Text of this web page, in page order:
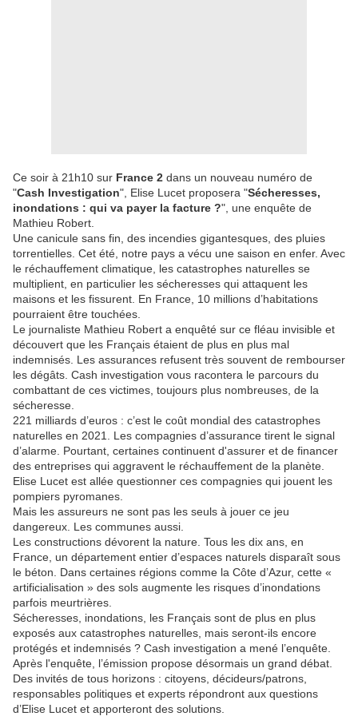
Ce soir à 21h10 sur France 2 dans un nouveau numéro de
"Cash Investigation", Elise Lucet proposera "Sécheresses,
inondations : qui va payer la facture ?", une enquête de
Mathieu Robert.
Une canicule sans fin, des incendies gigantesques, des pluies
torrentielles. Cet été, notre pays a vécu une saison en enfer. Avec
le réchauffement climatique, les catastrophes naturelles se
multiplient, en particulier les sécheresses qui attaquent les
maisons et les fissurent. En France, 10 millions d’habitations
pourraient être touchées.
Le journaliste Mathieu Robert a enquêté sur ce fléau invisible et
découvert que les Français étaient de plus en plus mal
indemnisés. Les assurances refusent très souvent de rembourser
les dégâts. Cash investigation vous racontera le parcours du
combattant de ces victimes, toujours plus nombreuses, de la
sécheresse.
221 milliards d’euros : c’est le coût mondial des catastrophes
naturelles en 2021. Les compagnies d’assurance tirent le signal
d’alarme. Pourtant, certaines continuent d'assurer et de financer
des entreprises qui aggravent le réchauffement de la planète.
Elise Lucet est allée questionner ces compagnies qui jouent les
pompiers pyromanes.
Mais les assureurs ne sont pas les seuls à jouer ce jeu
dangereux. Les communes aussi.
Les constructions dévorent la nature. Tous les dix ans, en
France, un département entier d’espaces naturels disparaît sous
le béton. Dans certaines régions comme la Côte d’Azur, cette «
artificialisation » des sols augmente les risques d’inondations
parfois meurtrières.
Sécheresses, inondations, les Français sont de plus en plus
exposés aux catastrophes naturelles, mais seront-ils encore
protégés et indemnisés ? Cash investigation a mené l’enquête.
Après l'enquête, l’émission propose désormais un grand débat.
Des invités de tous horizons : citoyens, décideurs/patrons,
responsables politiques et experts répondront aux questions
d’Elise Lucet et apporteront des solutions.